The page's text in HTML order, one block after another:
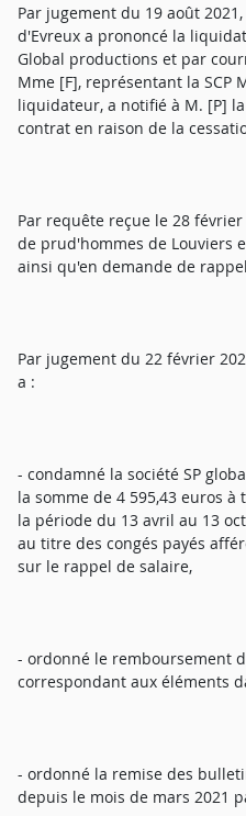
Par jugement du 19 août
d'Evreux a prononcé la
Global productions et par
Mme [F], représentant la SCP
liquidateur, a notifié à M. [P]
contrat en raison de la
Par requête reçue le 28
de prud'hommes de Louviers
ainsi qu'en demande de
Par jugement du 22 février
a :
- condamné la société SP
la somme de 4 595,43 euros
la période du 13 avril au 13
au titre des congés payés
sur le rappel de salaire,
- ordonné le remboursement
correspondant aux éléments
- ordonné la remise des
depuis le mois de mars 2021